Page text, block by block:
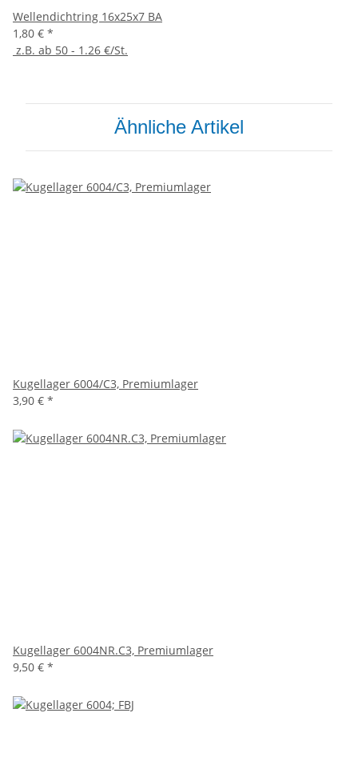
Wellendichtring 16x25x7 BA
1,80 € *
z.B. ab 50 - 1.26 €/St.
Ähnliche Artikel
Kugellager 6004/C3, Premiumlager
3,90 € *
Kugellager 6004NR.C3, Premiumlager
9,50 € *